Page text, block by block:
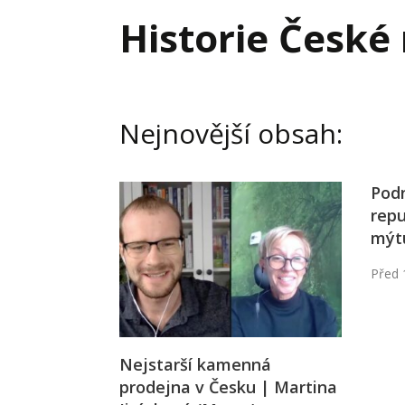
Interim management
Krizové řízení firmy
Historie
Nejnovější obsah:
Nejstarší kamenná
prodejna v Česku | Martina
Před